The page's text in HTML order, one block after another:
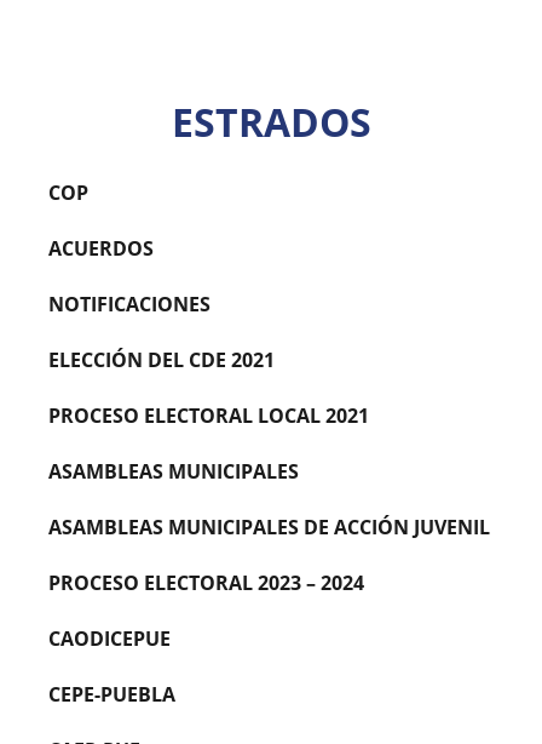
ESTRADOS
COP
ACUERDOS
NOTIFICACIONES
ELECCIÓN DEL CDE 2021
PROCESO ELECTORAL LOCAL 2021
ASAMBLEAS MUNICIPALES
ASAMBLEAS MUNICIPALES DE ACCIÓN JUVENIL
PROCESO ELECTORAL 2023 – 2024
CAODICEPUE
CEPE-PUEBLA